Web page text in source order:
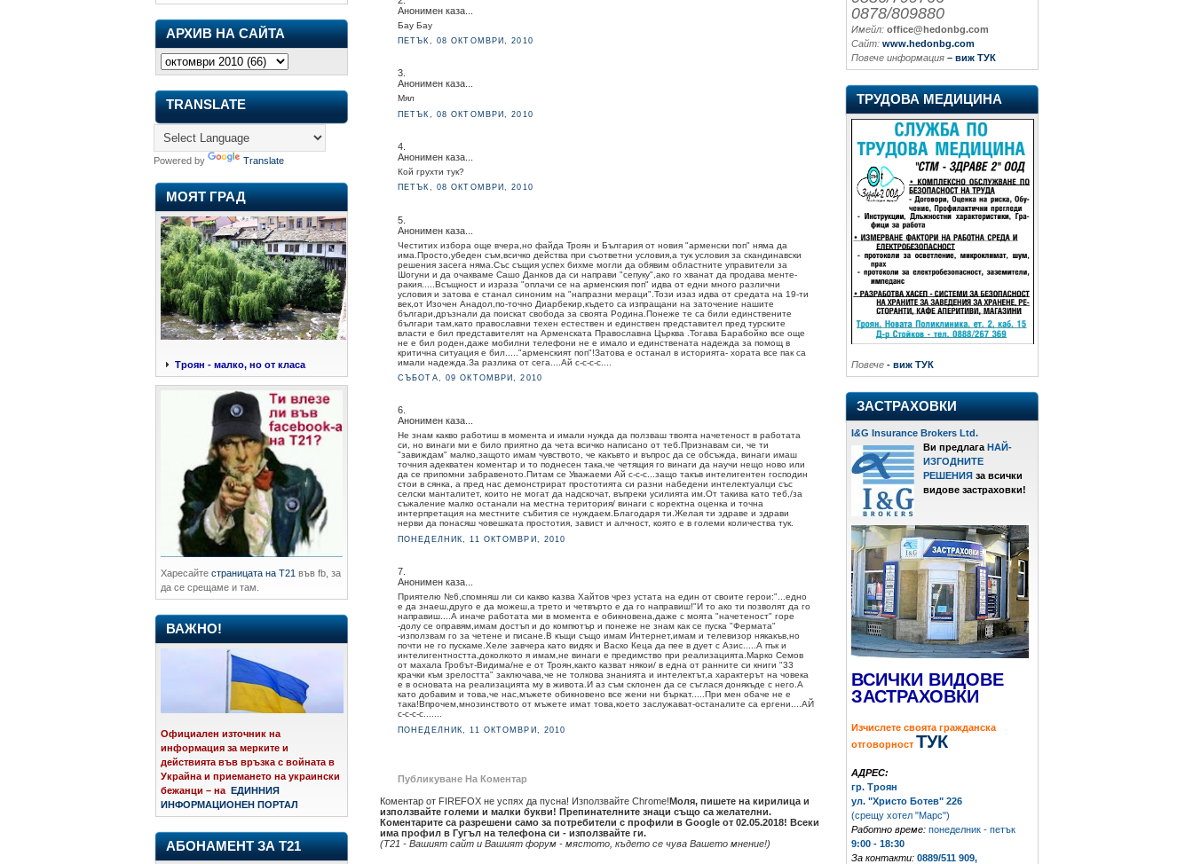
АРХИВ НА САЙТА
TRANSLATE
Powered by Translate
МОЯТ ГРАД
Троян - малко, но от класа
Харесайте страницата на Т21 във fb, за
да се срещаме и там.
ВАЖНО!
Официален източник на
информация за мерките и
действията във връзка с войната в
Украйна и приемането на украински
бежанци – на ЕДИННИЯ
ИНФОРМАЦИОНЕН ПОРТАЛ
АБОНАМЕНТ ЗА Т21
Анонимен каза...
Бау Бау
ПЕТЪК, 08 ОКТОМВРИ, 2010
3.
Анонимен каза...
Мял
ПЕТЪК, 08 ОКТОМВРИ, 2010
4.
Анонимен каза...
Кой грухти тук?
ПЕТЪК, 08 ОКТОМВРИ, 2010
5.
Анонимен каза...
Честитих избора още вчера,но файда Троян и България от новия "арменски поп" няма да
има.Просто,убеден съм,всичко действа при съответни условия,а тук условия за скандинавски
решения засега няма.Със същия успех бихме могли да обявим областните управители за
Шогуни и да очакваме Сашо Данков да си направи "сепуку",ако го хванат да продава менте-
ракия.....Всъщност и израза "оплачи се на арменския поп" идва от едни много различни
условия и затова е станал синоним на "напразни мераци".Този изаз идва от средата на 19-ти
век,от Изочен Анадол,по-точно Диарбекир,където са изпращани на заточение нашите
българи,дръзнали да поискат свобода за своята Родина.Понеже те са били единствените
българи там,като православни техен естествен и единствен представител пред турските
власти е бил представителят на Арменската Православна Църква .Тогава Барабойко все още
не е бил роден,даже мобилни телефони не е имало и единствената надежда за помощ в
критична ситуация е бил....."арменският поп"!Затова е останал в историята- хората все пак са
имали надежда.За разлика от сега....Ай с-с-с-с....
СЪБОТА, 09 ОКТОМВРИ, 2010
6.
Анонимен каза...
Не знам какво работиш в момента и имали нужда да ползваш твоята начетеност в работата
си, но винаги ми е било приятно да чета всичко написано от теб.Признавам си, че ти
"завиждам" малко,защото имам чувството, че какъвто и въпрос да се обсъжда, винаги имаш
точния адекватен коментар и то поднесен така,че четящия го винаги да научи нещо ново или
да се припомни забравеното.Питам се Уважаеми Ай с-с-с...защо такъв интелигентен господин
стои в сянка, а пред нас демонстрират простотията си разни набедени интелектуалци със
селски манталитет, които не могат да надскочат, въпреки усилията им.От такива като теб,/за
съжаление малко останали на местна територия/ винаги с коректна оценка и точна
интерпретация на местните събития се нуждаем.Благодаря ти.Желая ти здраве и здрави
нерви да понасяш човешката простотия, завист и алчност, която е в големи количества тук.
ПОНЕДЕЛНИК, 11 ОКТОМВРИ, 2010
7.
Анонимен каза...
Приятелю №6,спомняш ли си какво казва Хайтов чрез устата на един от своите герои:"...едно
е да знаеш,друго е да можеш,а трето и четвърто е да го направиш!"И то ако ти позволят да го
направиш....А иначе работата ми в момента е обикновена,даже с моята "начетеност" горе
-долу се оправям,имам достъп и до компютър и понеже не знам как се пуска "Фермата"
-използвам го за четене и писане.В къщи също имам Интернет,имам и телевизор някакъв,но
почти не го пускаме.Хеле завчера като видях и Васко Кеца да пее в дует с Азис.....А пък и
интелигентността,доколкото я имам,не винаги е предимство при реализацията.Марко Семов
от махала Гробът-Видима/не е от Троян,както казват някои/ в една от ранните си книги "33
крачки към зрелостта" заключава,че не толкова знанията и интелектът,а характерът на човека
е в основата на реализацията му в живота.И аз съм склонен да се съглася донякъде с него.А
като добавим и това,че нас,мъжете обикновено все жени ни бъркат.....При мен обаче не е
така!Впрочем,мнозинството от мъжете имат това,което заслужават-останалите са ергени....АЙ
с-с-с-с.......
ПОНЕДЕЛНИК, 11 ОКТОМВРИ, 2010
Публикуване На Коментар
Коментар от FIREFOX не успях да пусна! Използвайте Chrome!Моля, пишете на кирилица и
използвайте големи и малки букви! Препинателните знаци също са желателни.
Коментарите са разрешени само за потребители с профили в Google от 02.05.2018! Всеки
има профил в Гугъл на телефона си - използвайте ги.
(Т21 - Вашият сайт и Вашият форум - мястото, където се чува Вашето мнение!)
0878/809880
Имейл: office@hedonbg.com
Сайт: www.hedonbg.com
Повече информация – виж ТУК
ТРУДОВА МЕДИЦИНА
Повече - виж ТУК
ЗАСТРАХОВКИ
I&G Insurance Brokers Ltd.
Ви предлага НАЙ-
ИЗГОДНИТЕ
РЕШЕНИЯ за всички
видове застраховки!
ВСИЧКИ ВИДОВЕ
ЗАСТРАХОВКИ
Изчислете своята гражданска
отговорност ТУК
АДРЕС:
гр. Троян
ул. "Христо Ботев" 226
(срещу хотел "Марс")
Работно време: понеделник - петък
9:00 - 18:30
За контакти: 0889/511 909,